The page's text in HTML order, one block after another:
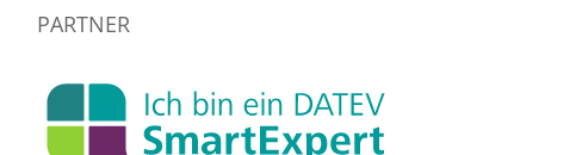
PARTNER